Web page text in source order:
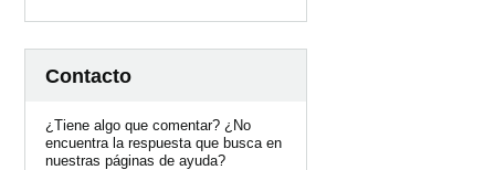
Contacto
¿Tiene algo que comentar? ¿No
encuentra la respuesta que busca en
nuestras páginas de ayuda?